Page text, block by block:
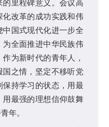
里程碑意义。会议高
化改革的成功实践和伟
国式现代化进一步全
全面推进中华民族伟
为新时代的青年人，
之情，坚定不移听党
持学习的状态，用最
最强的理想信仰鼓舞
年。